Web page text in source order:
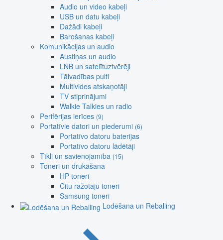
Audio un video kabeļi
USB un datu kabeļi
Dažādi kabeļi
Barošanas kabeļi
Komunikācijas un audio
Austiņas un audio
LNB un satelītuztvērēji
Tālvadības pulti
Multivides atskaņotāji
TV stiprinājumi
Walkie Talkies un radio
Perifērijas ierīces (9)
Portatīvie datori un piederumi (6)
Portatīvo datoru baterijas
Portatīvo datoru lādētāji
Tīkli un savienojamība (15)
Toneri un drukāšana
HP toneri
Citu ražotāju toneri
Samsung toneri
Lodēšana un Reballing